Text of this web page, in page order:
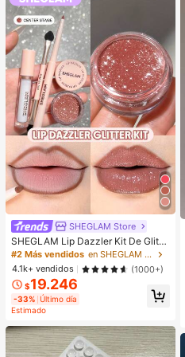
s para principiantes, aplicables a va
rias ocasiones, hermosas
SHEGLAM Store
SHEGLAM Lip Dazzler Kit De Glitte
r Labial-Center Stage Lip Combo M
arca De Belleza CosméTica Maquill
aje Para Mujeres Y NiñAs
#2 Más vendidos
en SHEGLAM Maquillaje
4.1k+ vendidos
(1000+)
$19.246
-33% Último día
Estimado